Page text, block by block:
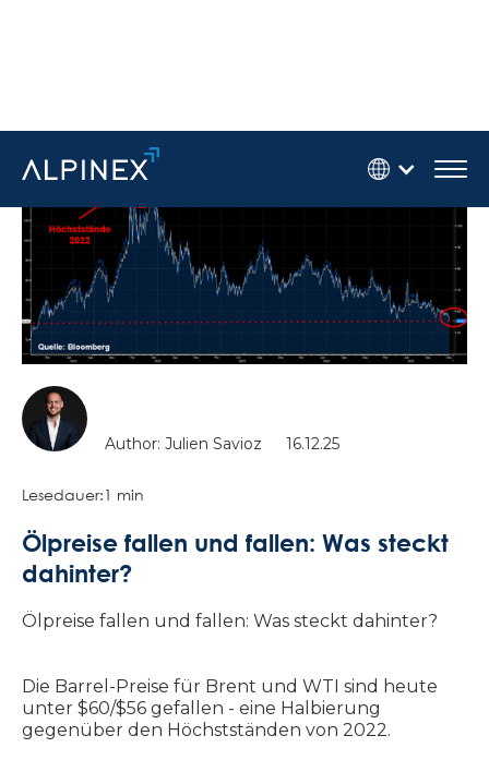
Author: Julien Savioz 16.12.25
Lesedauer:1 min
Ölpreise fallen und fallen: Was steckt
dahinter?
Ölpreise fallen und fallen: Was steckt dahinter?
Die Barrel-Preise für Brent und WTI sind heute
unter $60/$56 gefallen - eine Halbierung
gegenüber den Höchstständen von 2022.